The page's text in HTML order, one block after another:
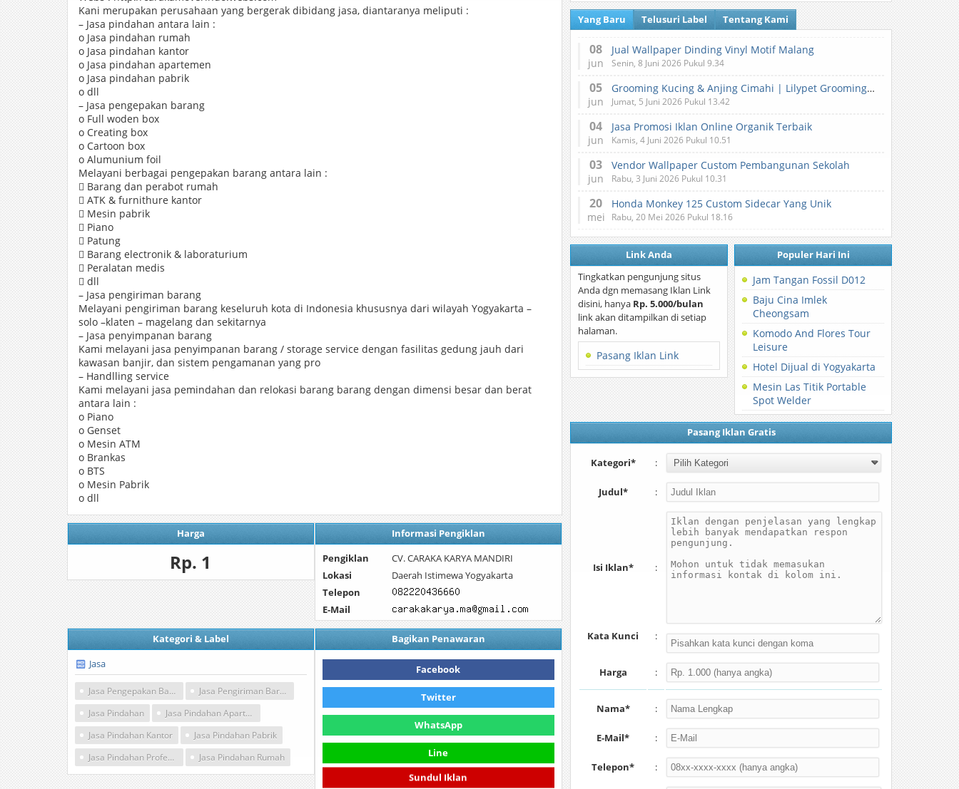
Kani merupakan perusahaan yang bergerak dibidang jasa, diantaranya meliputi :
– Jasa pindahan antara lain :
o Jasa pindahan rumah
o Jasa pindahan kantor
o Jasa pindahan apartemen
o Jasa pindahan pabrik
o dll
– Jasa pengepakan barang
o Full woden box
o Creating box
o Cartoon box
o Alumunium foil
Melayani berbagai pengepakan barang antara lain :
 Barang dan perabot rumah
 ATK & furnithure kantor
 Mesin pabrik
 Piano
 Patung
 Barang electronik & laboraturium
 Peralatan medis
 dll
– Jasa pengiriman barang
Melayani pengiriman barang keseluruh kota di Indonesia khususnya dari wilayah Yogyakarta –
solo –klaten – magelang dan sekitarnya
– Jasa penyimpanan barang
Kami melayani jasa penyimpanan barang / storage service dengan fasilitas gedung jauh dari
kawasan banjir, dan sistem pengamanan yang pro
– Handlling service
Kami melayani jasa pemindahan dan relokasi barang barang dengan dimensi besar dan berat
antara lain :
o Piano
o Genset
o Mesin ATM
o Brankas
o BTS
o Mesin Pabrik
o dll
Harga
Rp. 1
Informasi Pengiklan
Pengiklan
CV. CARAKA KARYA MANDIRI
Lokasi
Daerah Istimewa Yogyakarta
Telepon
E-Mail
Kategori & Label
Jasa
Jasa Pengepakan Barang
Jasa Pengiriman Barang
Jasa Pindahan
Jasa Pindahan Apartemen
Jasa Pindahan Kantor
Jasa Pindahan Pabrik
Jasa Pindahan Profesional
Jasa Pindahan Rumah
Bagikan Penawaran
Facebook
Twitter
WhatsApp
Line
Sundul Iklan
Yang Baru Telusuri Label Tentang Kami
08
jun
Jual Wallpaper Dinding Vinyl Motif Malang
Senin, 8 Juni 2026 Pukul 9.34
05
jun
Grooming Kucing & Anjing Cimahi | Lilypet Grooming & Pet Hotel
Jumat, 5 Juni 2026 Pukul 13.42
04
jun
Jasa Promosi Iklan Online Organik Terbaik
Kamis, 4 Juni 2026 Pukul 10.51
03
jun
Vendor Wallpaper Custom Pembangunan Sekolah
Rabu, 3 Juni 2026 Pukul 10.31
20
mei
Honda Monkey 125 Custom Sidecar Yang Unik
Rabu, 20 Mei 2026 Pukul 18.16
Link Anda
Tingkatkan pengunjung situs
Anda dgn memasang Iklan Link
disini, hanya Rp. 5.000/bulan
link akan ditampilkan di setiap
halaman.
Pasang Iklan Link
Populer Hari Ini
Jam Tangan Fossil D012
Baju Cina Imlek
Cheongsam
Komodo And Flores Tour
Leisure
Hotel Dijual di Yogyakarta
Mesin Las Titik Portable
Spot Welder
Pasang Iklan Gratis
Kategori* :
Judul* :
Isi Iklan* :
Kata Kunci :
Harga :
Nama* :
E-Mail* :
Telepon* :